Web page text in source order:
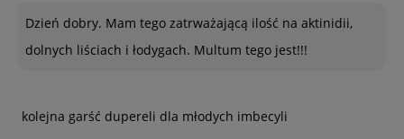
Dzień dobry. Mam tego zatrważającą ilość na aktinidii,
dolnych liściach i łodygach. Multum tego jest!!!
kolejna garść dupereli dla młodych imbecyli